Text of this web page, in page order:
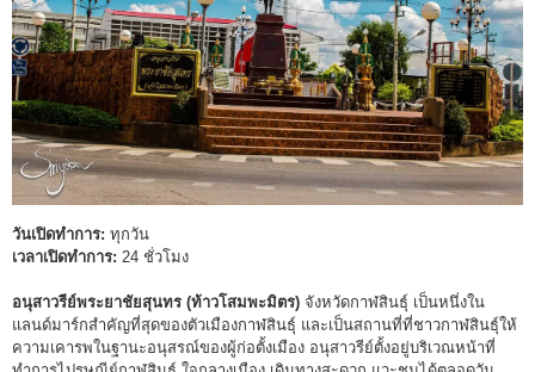
วันเปิดทำการ: ทุกวัน
เวลาเปิดทำการ: 24 ชั่วโมง
อนุสาวรีย์พระยาชัยสุนทร (ท้าวโสมพะมิตร) จังหวัดกาฬสินธุ์ เป็นหนึ่งใน
แลนด์มาร์กสำคัญที่สุดของตัวเมืองกาฬสินธุ์ และเป็นสถานที่ที่ชาวกาฬสินธุ์ให้
ความเคารพในฐานะอนุสรณ์ของผู้ก่อตั้งเมือง อนุสาวรีย์ตั้งอยู่บริเวณหน้าที่